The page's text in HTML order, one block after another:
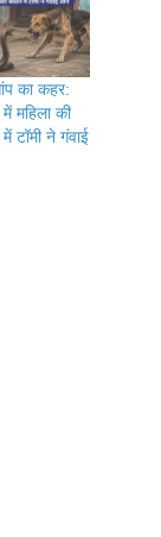
का कहर:
महिला की
में टॉमी ने गंवाई